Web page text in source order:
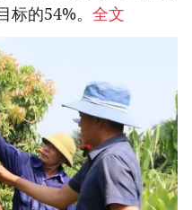
的54%。 全文